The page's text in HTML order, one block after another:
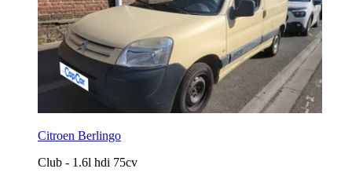
Citroen Berlingo
Club - 1.6l hdi 75cv